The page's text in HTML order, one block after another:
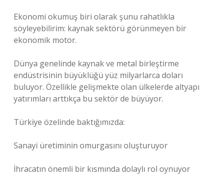
Ekonomi okumuş biri olarak şunu rahatlıkla
söyleyebilirim: kaynak sektörü görünmeyen bir
ekonomik motor.
Dünya genelinde kaynak ve metal birleştirme
endüstrisinin büyüklüğü yüz milyarlarca doları
buluyor. Özellikle gelişmekte olan ülkelerde altyapı
yatırımları arttıkça bu sektör de büyüyor.
Türkiye özelinde baktığımızda:
Sanayi üretiminin omurgasını oluşturuyor
İhracatın önemli bir kısmında dolaylı rol oynuyor